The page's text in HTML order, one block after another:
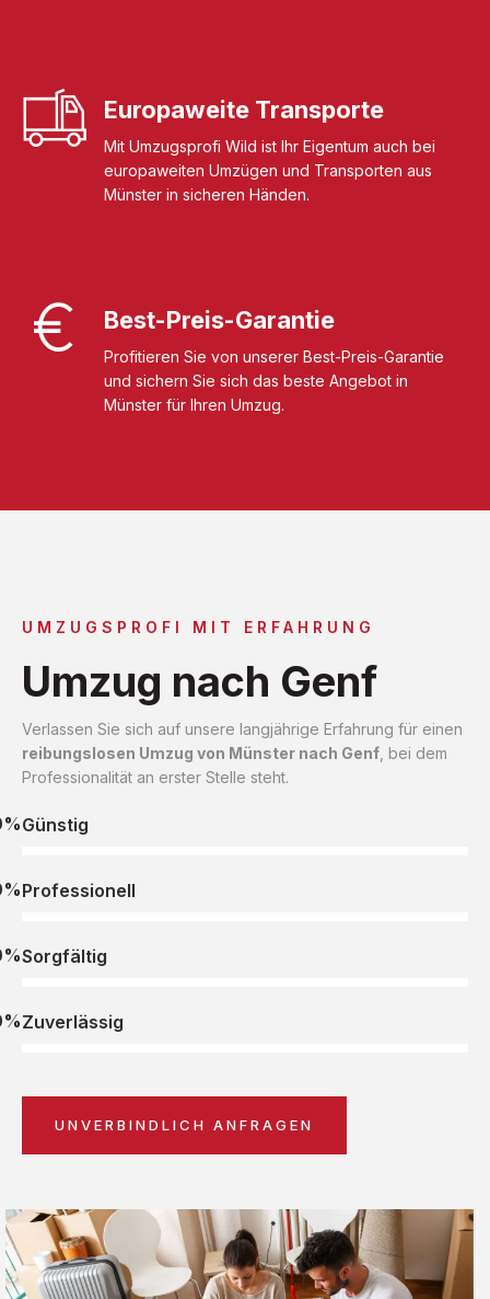
Europaweite Transporte
Mit Umzugsprofi Wild ist Ihr Eigentum auch bei
europaweiten Umzügen und Transporten aus
Münster in sicheren Händen.
Best-Preis-Garantie
Profitieren Sie von unserer Best-Preis-Garantie
und sichern Sie sich das beste Angebot in
Münster für Ihren Umzug.
UMZUGSPROFI MIT ERFAHRUNG
Umzug nach Genf
Verlassen Sie sich auf unsere langjährige Erfahrung für einen
reibungslosen Umzug von Münster nach Genf , bei dem
Professionalität an erster Stelle steht.
Günstig
Professionell
Sorgfältig
Zuverlässig
UNVERBINDLICH ANFRAGEN